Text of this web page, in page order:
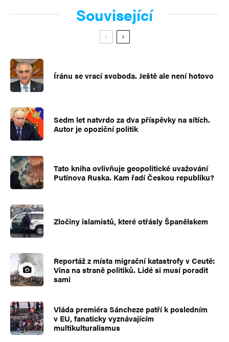
Související
Íránu se vrací svoboda. Ještě ale není hotovo
Sedm let natvrdo za dva příspěvky na sítích.
Autor je opoziční politik
Tato kniha ovlivňuje geopolitické uvažování
Putinova Ruska. Kam řadí Českou republiku?
Zločiny islamistů, které otřásly Španělskem
Reportáž z místa migrační katastrofy v Ceutě:
Vina na straně politiků. Lidé si musí poradit
sami
Vláda premiéra Sáncheze patří k posledním
v EU, fanaticky vyznávajícím
multikulturalismus